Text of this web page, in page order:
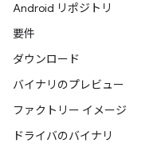
Android リポジトリ
要件
ダウンロード
バイナリのプレビュー
ファクトリー イメージ
ドライバのバイナリ